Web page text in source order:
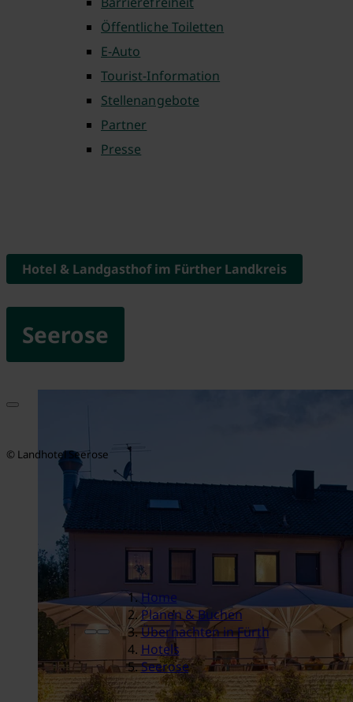
Öffentliche Toiletten
E-Auto
Tourist-Information
Stellenangebote
Partner
Presse
Seerose
Hotel & Landgasthof im Fürther Landkreis
© Landhotel Seerose
Home
Planen & Buchen
Übernachten in Fürth
Hotels
Seerose